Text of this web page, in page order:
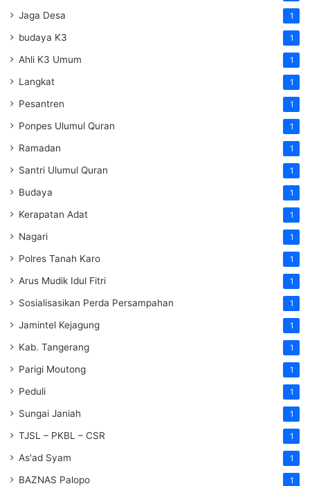
Jaga Desa 1
budaya K3 1
Ahli K3 Umum 1
Langkat 1
Pesantren 1
Ponpes Ulumul Quran 1
Ramadan 1
Santri Ulumul Quran 1
Budaya 1
Kerapatan Adat 1
Nagari 1
Polres Tanah Karo 1
Arus Mudik Idul Fitri 1
Sosialisasikan Perda Persampahan 1
Jamintel Kejagung 1
Kab. Tangerang 1
Parigi Moutong 1
Peduli 1
Sungai Janiah 1
TJSL – PKBL – CSR 1
As'ad Syam 1
BAZNAS Palopo 1